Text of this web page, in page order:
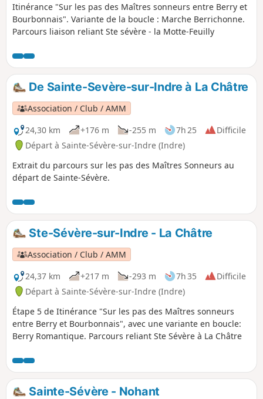
Itinérance "Sur les pas des Maîtres sonneurs entre Berry et
Bourbonnais". Variante de la boucle : Marche Berrichonne.
Parcours liaison reliant Ste sévère - la Motte-Feuilly
De Sainte-Sevère-sur-Indre à La Châtre
Association / Club / AMM
24,30 km
+176 m -255 m 7h 25
Difficile
Départ à Sainte-Sévère-sur-Indre (Indre)
Extrait du parcours sur les pas des Maîtres Sonneurs au
départ de Sainte-Sévère.
Ste-Sévère-sur-Indre - La Châtre
Association / Club / AMM
24,37 km
+217 m -293 m 7h 35
Difficile
Départ à Sainte-Sévère-sur-Indre (Indre)
Étape 5 de Itinérance "Sur les pas des Maîtres sonneurs
entre Berry et Bourbonnais", avec une variante en boucle:
Berry Romantique. Parcours reliant Ste Sévère à La Châtre
Sainte-Sévère - Nohant